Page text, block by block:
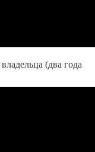
(два года